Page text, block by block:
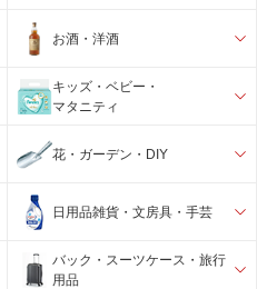
お酒・洋酒
キッズ・ベビー・
マタニティ
花・ガーデン・DIY
日用品雑貨・文房具・手芸
バック・スーツケース・旅行
用品